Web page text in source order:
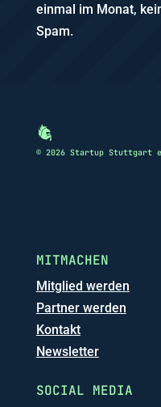
einmal im Monat,
Spam.
© 2026 Startup Stuttgart
MITMACHEN
Mitglied werden
Partner werden
Kontakt
Newsletter
SOCIAL MEDIA